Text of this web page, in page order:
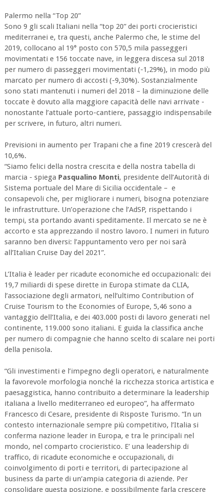
Palermo nella “Top 20”
Sono 9 gli scali Italiani nella “top 20” dei porti crocieristici
mediterranei e, tra questi, anche Palermo che, le stime del
2019, collocano al 19° posto con 570,5 mila passeggeri
movimentati e 156 toccate nave, in leggera discesa sul 2018
per numero di passeggeri movimentati (-1,29%), in modo più
marcato per numero di accosti (-9,30%). Sostanzialmente
sono stati mantenuti i numeri del 2018 – la diminuzione delle
toccate è dovuto alla maggiore capacità delle navi arrivate -
nonostante l’attuale porto-cantiere, passaggio indispensabile
per scrivere, in futuro, altri numeri.
Previsioni in aumento per Trapani che a fine 2019 crescerà del
10,6%.
“Siamo felici della nostra crescita e della nostra tabella di
marcia - spiega Pasqualino Monti, presidente dell’Autorità di
Sistema portuale del Mare di Sicilia occidentale – e
consapevoli che, per migliorare i numeri, bisogna potenziare
le infrastrutture. Un’operazione che l’AdSP, rispettando i
tempi, sta portando avanti speditamente. Il mercato se ne è
accorto e sta apprezzando il nostro lavoro. I numeri in futuro
saranno ben diversi: l’appuntamento vero per noi sarà
all’Italian Cruise Day del 2021”.
L’Italia è leader per ricadute economiche ed occupazionali: dei
19,7 miliardi di spese dirette in Europa stimate da CLIA,
l’associazione degli armatori, nell’ultimo Contribution of
Cruise Tourism to the Economies of Europe, 5,46 sono a
vantaggio dell’Italia, e dei 403.000 posti di lavoro generati nel
continente, 119.000 sono italiani. E guida la classifica anche
per numero di compagnie che hanno scelto di scalare nei porti
della penisola.
“Gli investimenti e l’impegno degli operatori, e naturalmente
la favorevole morfologia nonché la ricchezza storica artistica e
paesaggistica, hanno contribuito a determinare la leadership
italiana a livello mediterraneo ed europeo”, ha affermato
Francesco di Cesare, presidente di Risposte Turismo. “In un
contesto internazionale sempre più competitivo, l’Italia si
conferma nazione leader in Europa, e tra le principali nel
mondo, nel comparto crocieristico. E’ una leadership di
traffico, di ricadute economiche e occupazionali, di
coinvolgimento di porti e territori, di partecipazione al
business da parte di un’ampia categoria di aziende. Per
consolidare questa posizione, e possibilmente farla crescere